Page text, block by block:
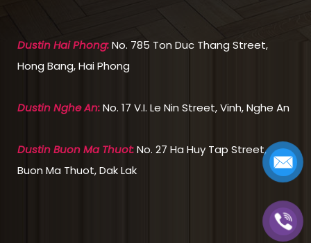
Dustin Hai Phong:No. 785 Ton Duc Thang Street,
Hong Bang, Hai Phong
Dustin Nghe An:No. 17 V.I. Le Nin Street, Vinh, Nghe An
Dustin Buon Ma Thuot:No. 27 Ha Huy Tap Street,
Buon Ma Thuot, Dak Lak